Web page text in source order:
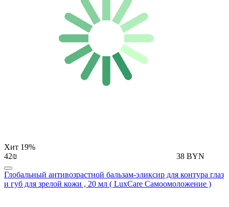
Хит 19%
42₪
38 BYN
Глобальный антивозрастной бальзам-эликсир для контура глаз
и губ для зрелой кожи , 20 мл ( LuxCare Самоомоложение )